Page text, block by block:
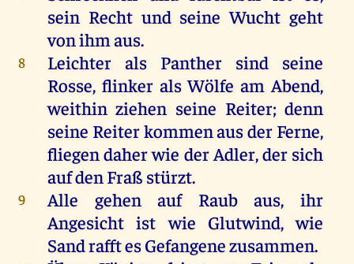
sein Recht und seine Wucht geht
von ihm aus.
8
Leichter als Panther sind seine
Rosse, flinker als Wölfe am Abend,
weithin ziehen seine Reiter; denn
seine Reiter kommen aus der Ferne,
fliegen daher wie der Adler, der sich
auf den Fraß stürzt.
9
Alle gehen auf Raub aus, ihr
Angesicht ist wie Glutwind, wie
Sand rafft es Gefangene zusammen.